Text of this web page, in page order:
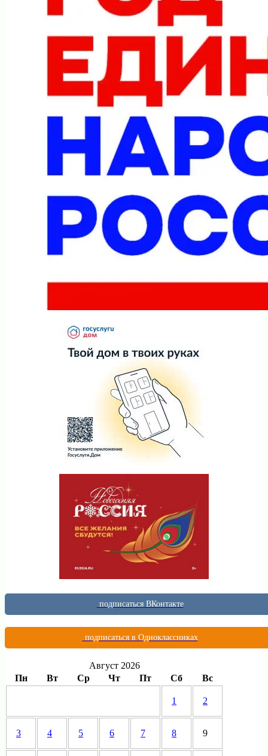
подписаться ВКонтакте
подписаться в Одноклассниках
Август 2026
Пн
Вт Ср Чт Пт Сб Вс
1 2
3 4 5 6 7 8 9